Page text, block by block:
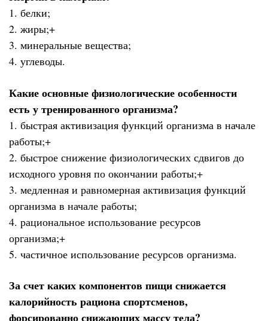
1. белки;
2. жиры;+
3. минеральные вещества;
4. углеводы.
Какие основные физиологические особенности
есть у тренированного организма?
1. быстрая активизация функций организма в начале
работы;+
2. быстрое снижение физиологических сдвигов до
исходного уровня по окончании работы;+
3. медленная и равномерная активизация функций
организма в начале работы;
4. рациональное использование ресурсов
организма;+
5. частичное использование ресурсов организма.
За счет каких компонентов пищи снижается
калорийность рациона спортсменов,
форсированно снижающих массу тела?